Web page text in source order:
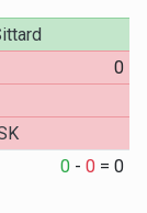
0
0 -0 =0